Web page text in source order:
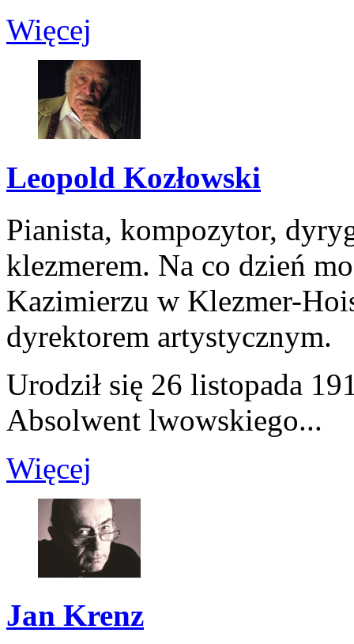
Więcej
Leopold Kozłowski
Pianista, kompozytor,
klezmerem. Na co dzień
Kazimierzu w Klezmer-
dyrektorem artystycznym.
Urodził się 26 listopada
Absolwent lwowskiego...
Więcej
Jan Krenz